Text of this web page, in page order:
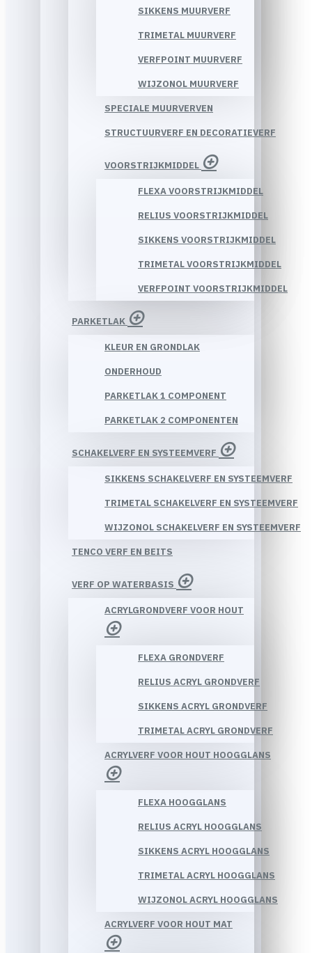
SIKKENS MUURVERF
TRIMETAL MUURVERF
VERFPOINT MUURVERF
WIJZONOL MUURVERF
SPECIALE MUURVERVEN
STRUCTUURVERF EN DECORATIEVERF
VOORSTRIJKMIDDEL
FLEXA VOORSTRIJKMIDDEL
RELIUS VOORSTRIJKMIDDEL
SIKKENS VOORSTRIJKMIDDEL
TRIMETAL VOORSTRIJKMIDDEL
VERFPOINT VOORSTRIJKMIDDEL
PARKETLAK
KLEUR EN GRONDLAK
ONDERHOUD
PARKETLAK 1 COMPONENT
PARKETLAK 2 COMPONENTEN
SCHAKELVERF EN SYSTEEMVERF
SIKKENS SCHAKELVERF EN SYSTEEMVERF
TRIMETAL SCHAKELVERF EN SYSTEEMVERF
WIJZONOL SCHAKELVERF EN SYSTEEMVERF
TENCO VERF EN BEITS
VERF OP WATERBASIS
ACRYLGRONDVERF VOOR HOUT
FLEXA GRONDVERF
RELIUS ACRYL GRONDVERF
SIKKENS ACRYL GRONDVERF
TRIMETAL ACRYL GRONDVERF
ACRYLVERF VOOR HOUT HOOGGLANS
FLEXA HOOGGLANS
RELIUS ACRYL HOOGGLANS
SIKKENS ACRYL HOOGGLANS
TRIMETAL ACRYL HOOGGLANS
WIJZONOL ACRYL HOOGGLANS
ACRYLVERF VOOR HOUT MAT